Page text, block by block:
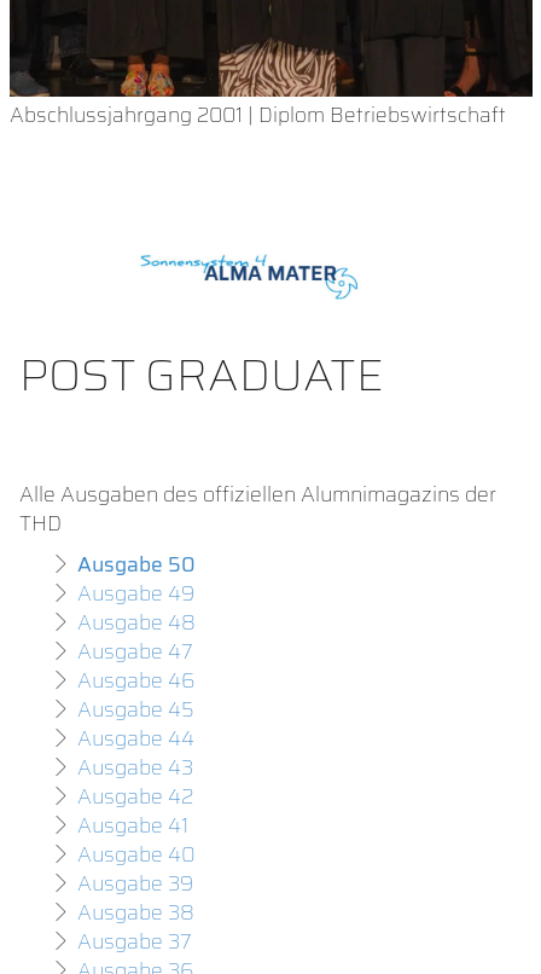
Abschlussjahrgang 2001 | Diplom Betriebswirtschaft
POST GRADUATE
Alle Ausgaben des offiziellen Alumnimagazins der
THD
Ausgabe 50
Ausgabe 49
Ausgabe 48
Ausgabe 47
Ausgabe 46
Ausgabe 45
Ausgabe 44
Ausgabe 43
Ausgabe 42
Ausgabe 41
Ausgabe 40
Ausgabe 39
Ausgabe 38
Ausgabe 37